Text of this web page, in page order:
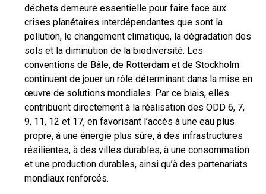
déchets demeure essentielle pour faire face aux
crises planétaires interdépendantes que sont la
pollution, le changement climatique, la dégradation des
sols et la diminution de la biodiversité. Les
conventions de Bâle, de Rotterdam et de Stockholm
continuent de jouer un rôle déterminant dans la mise en
œuvre de solutions mondiales. Par ce biais, elles
contribuent directement à la réalisation des ODD 6, 7,
9, 11, 12 et 17, en favorisant l’accès à une eau plus
propre, à une énergie plus sûre, à des infrastructures
résilientes, à des villes durables, à une consommation
et une production durables, ainsi qu’à des partenariats
mondiaux renforcés.